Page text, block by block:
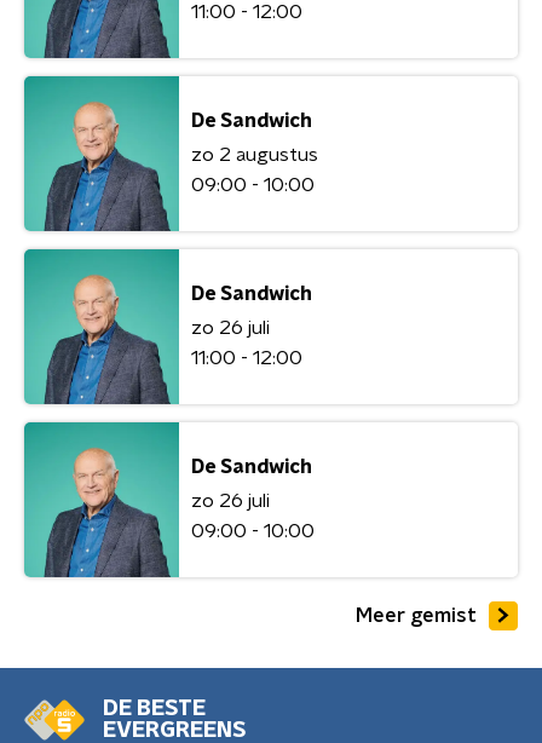
11:00 - 12:00
De Sandwich
zo 2 augustus
09:00 - 10:00
De Sandwich
zo 26 juli
11:00 - 12:00
De Sandwich
zo 26 juli
09:00 - 10:00
Meer gemist
DE BESTE
EVERGREENS